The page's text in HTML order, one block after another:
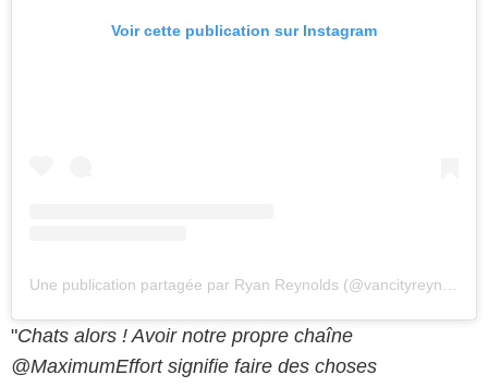
Voir cette publication sur Instagram
Une publication partagée par Ryan Reynolds (@vancityreynolds)
"Chats alors ! Avoir notre propre chaîne
@MaximumEffort signifie faire des choses